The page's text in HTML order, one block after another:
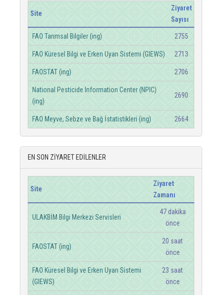
Site
Ziyaret
Sayısı
FAO Tarımsal Bilgiler (ing) 2755
FAO Küresel Bilgi ve Erken Uyarı Sistemi (GIEWS) 2713
FAOSTAT (ing) 2706
National Pesticide Information Center (NPIC)
(ing)
2690
FAO Meyve, Sebze ve Bağ İstatistikleri (ing) 2664
EN SON ZİYARET EDİLENLER
Site
Ziyaret
Zamanı
ULAKBİM Bilgi Merkezi Servisleri
47 dakika
önce
FAOSTAT (ing)
20 saat
önce
FAO Küresel Bilgi ve Erken Uyarı Sistemi
(GIEWS)
23 saat
önce